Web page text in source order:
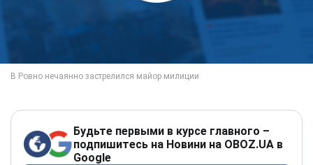
Будьте первыми в курсе главного –
подпишитесь на Новини на OBOZ.UA в
Google